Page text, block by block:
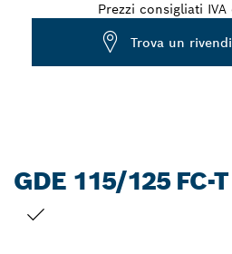
Prezzi consigliati
Trova un
GDE 115/125 FC-